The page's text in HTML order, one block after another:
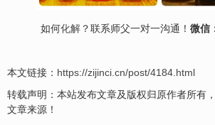
如何化解？联系师父一对一沟通！ 微信
本文链接： https://zijinci.cn/post/4184.html
转载声明：本站发布文章及版权归原作者所有
文章来源！